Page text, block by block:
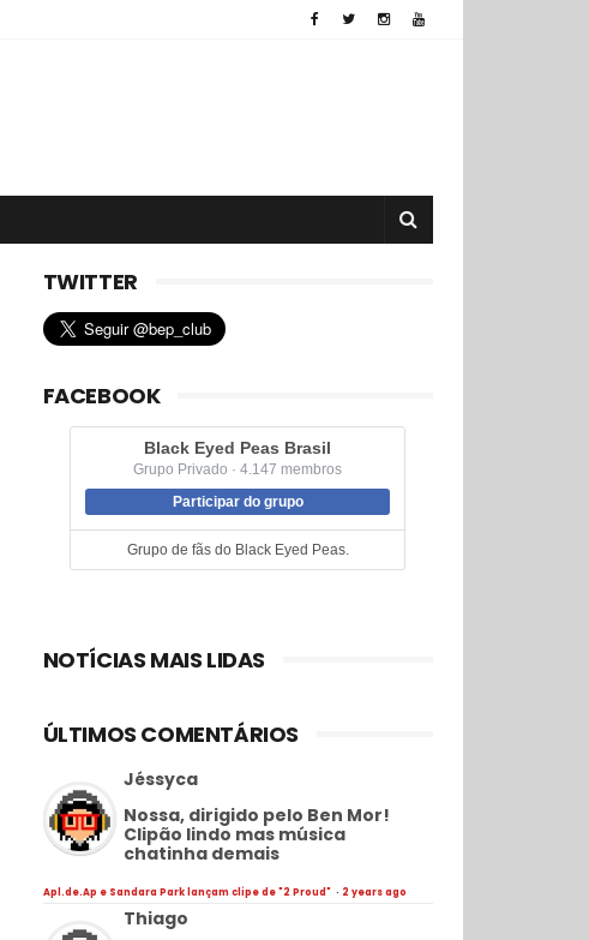
TWITTER
FACEBOOK
Black Eyed Peas Brasil
Grupo Privado · 4.147 membros
Participar do grupo
Grupo de fãs do Black Eyed Peas.
NOTÍCIAS MAIS LIDAS
ÚLTIMOS COMENTÁRIOS
Jéssyca
Nossa, dirigido pelo Ben Mor!
Clipão lindo mas música
chatinha demais
Apl.de.Ap e Sandara Park lançam clipe de "2 Proud" · 2 years ago
Thiago